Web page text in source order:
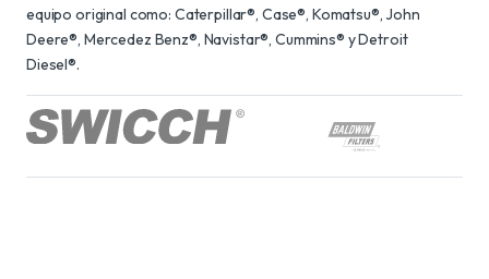
equipo original como: Caterpillar®, Case®, Komatsu®, John
Deere®, Mercedez Benz®, Navistar®, Cummins® y Detroit
Diesel®.